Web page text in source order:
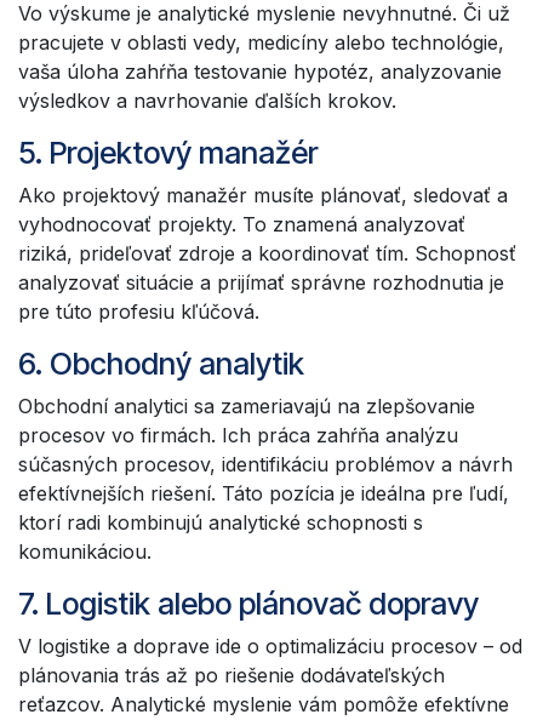
Vo výskume je analytické myslenie nevyhnutné. Či už
pracujete v oblasti vedy, medicíny alebo technológie,
vaša úloha zahŕňa testovanie hypotéz, analyzovanie
výsledkov a navrhovanie ďalších krokov.
5. Projektový manažér
Ako projektový manažér musíte plánovať, sledovať a
vyhodnocovať projekty. To znamená analyzovať
riziká, prideľovať zdroje a koordinovať tím. Schopnosť
analyzovať situácie a prijímať správne rozhodnutia je
pre túto profesiu kľúčová.
6. Obchodný analytik
Obchodní analytici sa zameriavajú na zlepšovanie
procesov vo firmách. Ich práca zahŕňa analýzu
súčasných procesov, identifikáciu problémov a návrh
efektívnejších riešení. Táto pozícia je ideálna pre ľudí,
ktorí radi kombinujú analytické schopnosti s
komunikáciou.
7. Logistik alebo plánovač dopravy
V logistike a doprave ide o optimalizáciu procesov – od
plánovania trás až po riešenie dodávateľských
reťazcov. Analytické myslenie vám pomôže efektívne